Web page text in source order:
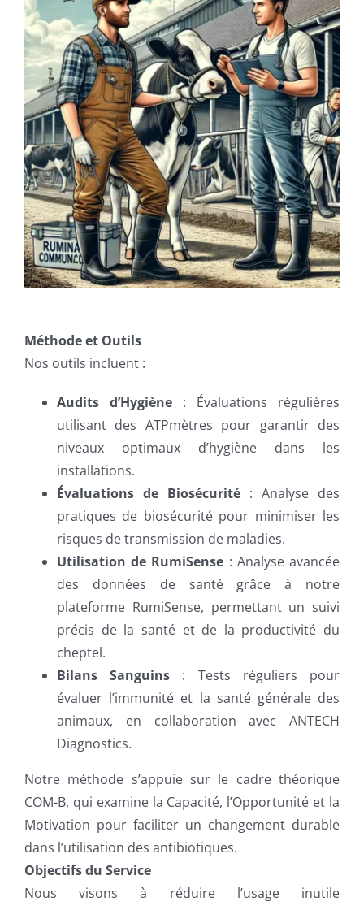
Méthode et Outils
Nos outils incluent :
Audits d’Hygiène : Évaluations régulières
utilisant des ATPmètres pour garantir des
niveaux optimaux d’hygiène dans les
installations.
Évaluations de Biosécurité : Analyse des
pratiques de biosécurité pour minimiser les
risques de transmission de maladies.
Utilisation de RumiSense : Analyse avancée
des données de santé grâce à notre
plateforme RumiSense, permettant un suivi
précis de la santé et de la productivité du
cheptel.
Bilans Sanguins : Tests réguliers pour
évaluer l’immunité et la santé générale des
animaux, en collaboration avec ANTECH
Diagnostics.
Notre méthode s’appuie sur le cadre théorique
COM-B, qui examine la Capacité, l’Opportunité et la
Motivation pour faciliter un changement durable
dans l’utilisation des antibiotiques.
Objectifs du Service
Nous visons à réduire l’usage inutile